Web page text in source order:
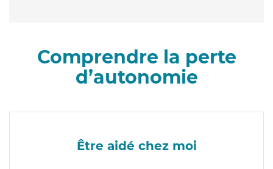
Comprendre la perte
d’autonomie
Être aidé chez moi